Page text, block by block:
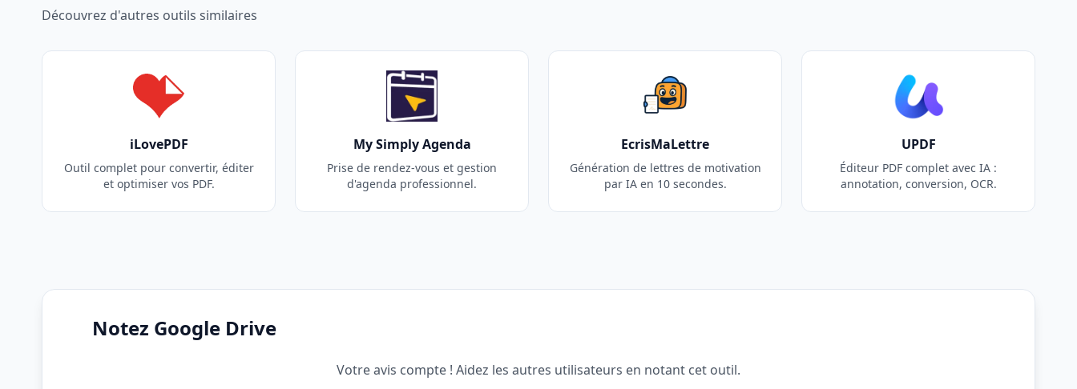
Découvrez d'autres outils similaires
iLovePDF
Outil complet pour convertir, éditer
et optimiser vos PDF.
My Simply Agenda
Prise de rendez-vous et gestion
d'agenda professionnel.
EcrisMaLettre
Génération de lettres de motivation
par IA en 10 secondes.
UPDF
Éditeur PDF complet avec IA :
annotation, conversion, OCR.
Notez Google Drive
Votre avis compte ! Aidez les autres utilisateurs en notant cet outil.